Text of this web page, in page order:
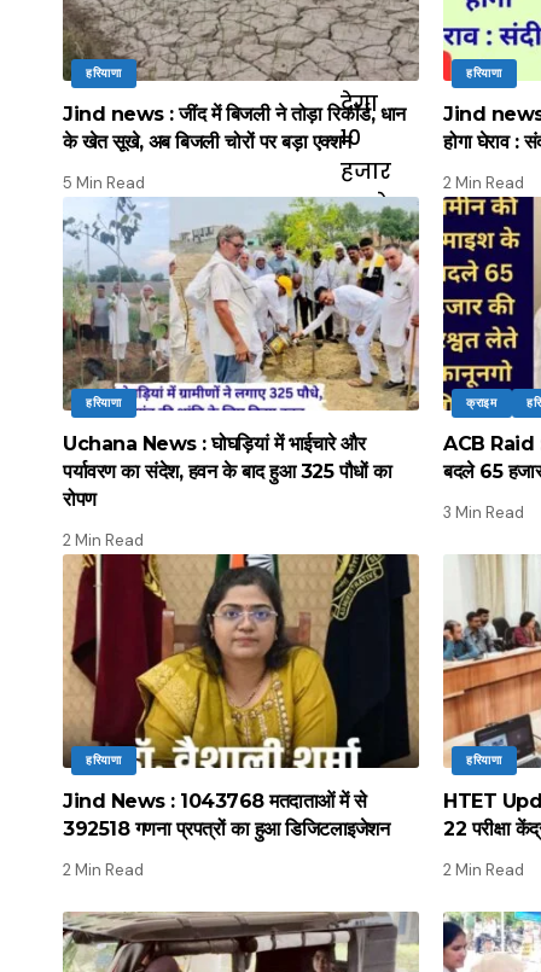
हरियाणा
Jind news : जींद में बिजली ने तोड़ा रिकॉर्ड, धान
के खेत सूखे, अब बिजली चोरों पर बड़ा एक्शन
5 Min Read
हरियाणा
Jind news :
होगा घेराव :
2 Min Read
हरियाणा
Uchana News : घोघड़ियां में भाईचारे और
पर्यावरण का संदेश, हवन के बाद हुआ 325 पौधों का
रोपण
2 Min Read
क्राइम
ACB Raid :
बदले 65 हजार
3 Min Read
हरियाणा
Jind News : 1043768 मतदाताओं में से
392518 गणना प्रपत्रों का हुआ डिजिटलाइजेशन
2 Min Read
हरियाणा
HTET
22 परीक्षा
2 Min Read